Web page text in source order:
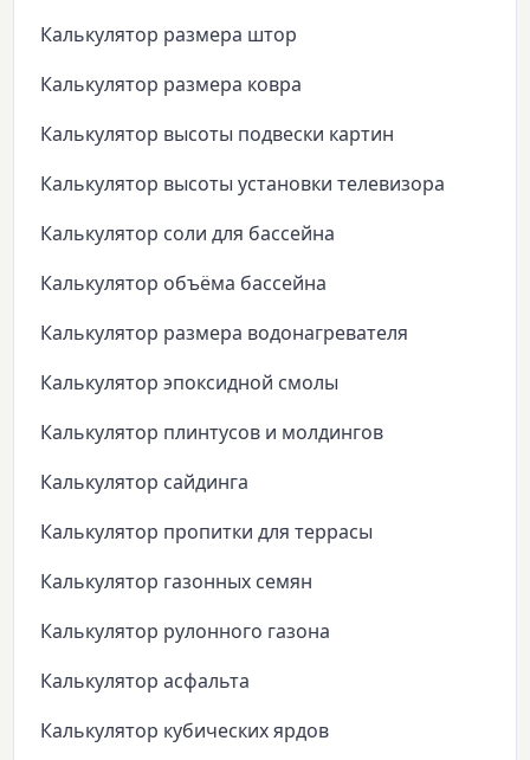
Калькулятор размера штор
Калькулятор размера ковра
Калькулятор высоты подвески картин
Калькулятор высоты установки телевизора
Калькулятор соли для бассейна
Калькулятор объёма бассейна
Калькулятор размера водонагревателя
Калькулятор эпоксидной смолы
Калькулятор плинтусов и молдингов
Калькулятор сайдинга
Калькулятор пропитки для террасы
Калькулятор газонных семян
Калькулятор рулонного газона
Калькулятор асфальта
Калькулятор кубических ярдов